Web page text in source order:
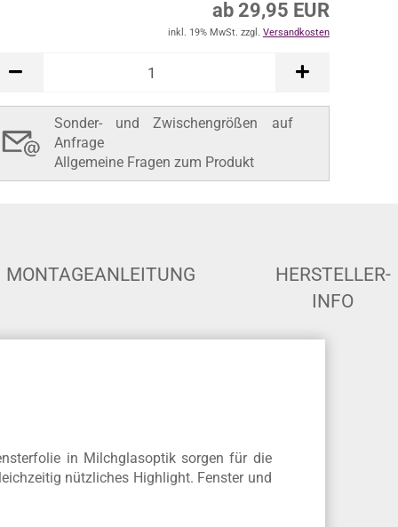
ab 29,95 EUR
inkl. 19% MwSt. zzgl. Versandkosten
Sonder- und Zwischengrößen auf
Anfrage
Allgemeine Fragen zum Produkt
MONTAGEANLEITUNG
HERSTELLER-
INFO
in Milchglasoptik sorgen für die
nützliches Highlight. Fenster und